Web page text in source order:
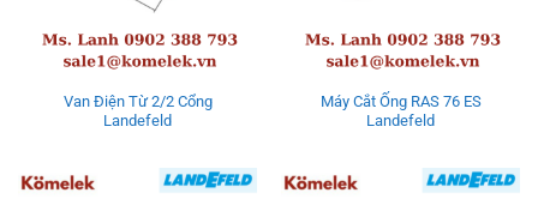
Van Điện Từ 2/2 Cổng
Landefeld
Máy Cắt Ống RAS 76 ES
Landefeld